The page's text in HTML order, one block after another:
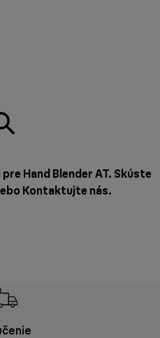
Hand Blender AT. Skúste
Kontaktujte nás.